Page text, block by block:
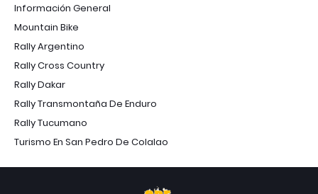
Información General
Mountain Bike
Rally Argentino
Rally Cross Country
Rally Dakar
Rally Transmontaña De Enduro
Rally Tucumano
Turismo En San Pedro De Colalao